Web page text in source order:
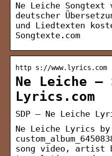
Ne Leiche Songtext
deutscher
und Liedtexten
Songtexte.com
http s://
Ne Leiche –
Lyrics.com
SDP – Ne Leiche
Ne Leiche Lyrics by
song video, artist